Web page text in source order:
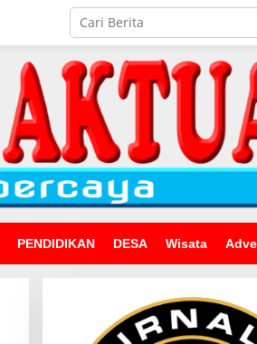
PENDIDIKAN DESA Wisata